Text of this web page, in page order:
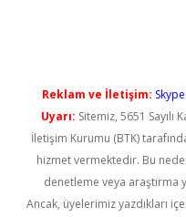
Reklam ve İletişim:
Uyarı: Sitemiz, 5651
İletişim Kurumu (BTK)
hizmet vermektedir. Bu
denetleme veya araştırma
Ancak, üyelerimiz yazdıkları